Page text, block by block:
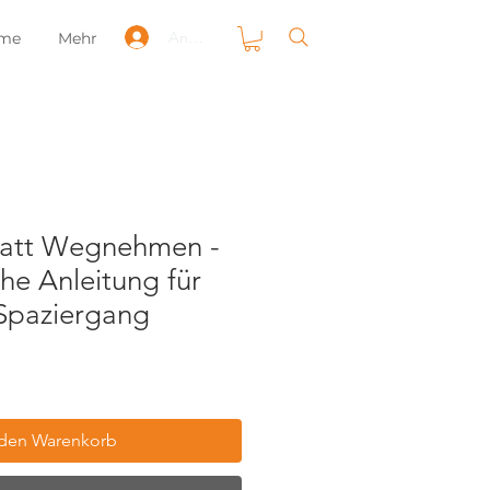
Mehr Anmelden
Wegnehmen -
Anleitung für
Warenkorb